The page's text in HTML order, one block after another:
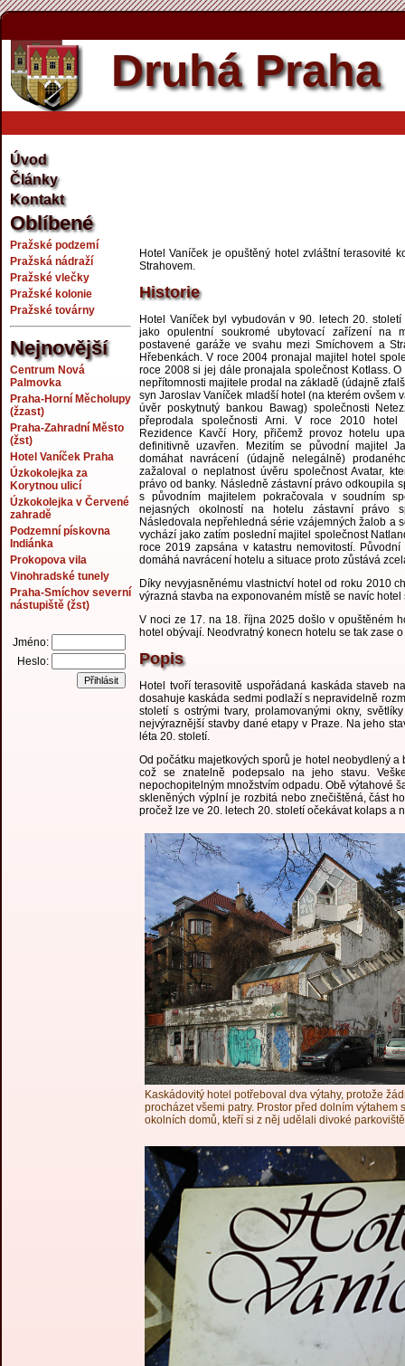
Druhá Praha
Úvod
Články
Kontakt
Oblíbené
Pražské podzemí
Pražská nádraží
Pražské vlečky
Pražské kolonie
Pražské továrny
Nejnovější
Centrum Nová
Palmovka
Praha-Horní Měcholupy
(žzast)
Praha-Zahradní Město
(žst)
Hotel Vaníček Praha
Úzkokolejka za
Korytnou ulicí
Úzkokolejka v Červené
zahradě
Podzemní pískovna
Indiánka
Prokopova vila
Vinohradské tunely
Praha-Smíchov severní
nástupiště (žst)
Jméno:
Heslo:
Hotel Vaníček je opuštěný hotel zvláštní terasovité
Strahovem.
Historie
Hotel Vaníček byl vybudován v 90. letech 20. století
jako opulentní soukromé ubytovací zařízení na
postavené garáže ve svahu mezi Smíchovem a
Hřebenkách. V roce 2004 pronajal majitel hotel
roce 2008 si jej dále pronajala společnost Kotlass.
nepřítomnosti majitele prodal na základě (údajně
syn Jaroslav Vaníček mladší hotel (na kterém ovšem
úvěr poskytnutý bankou Bawag) společnosti
přeprodala společnosti Arni. V roce 2010 hotel
Rezidence Kavčí Hory, přičemž provoz hotelu
definitivně uzavřen. Mezitím se původní majitel
domáhat navrácení (údajně nelegálně)
zažaloval o neplatnost úvěru společnost Avatar,
právo od banky. Následně zástavní právo odkoupila
s původním majitelem pokračovala v soudním
nejasných okolností na hotelu zástavní právo
Následovala nepřehledná série vzájemných žalob a
vychází jako zatím poslední majitel společnost
roce 2019 zapsána v katastru nemovitostí.
domáhá navrácení hotelu a situace proto zůstává
Díky nevyjasněnému vlastnictví hotel od roku 2010
výrazná stavba na exponovaném místě se navíc
V noci ze 17. na 18. října 2025 došlo v opuštěném
hotel obývají. Neodvratný konecn hotelu se tak zase
Popis
Hotel tvoří terasovitě uspořádaná kaskáda staveb
dosahuje kaskáda sedmi podlaží s nepravidelně
století s ostrými tvary, prolamovanými okny,
nejvýraznější stavby dané etapy v Praze. Na jeho
léta 20. století.
Od počátku majetkových sporů je hotel neobydlený
což se znatelně podepsalo na jeho stavu.
nepochopitelným množstvím odpadu. Obě výtahové
skleněných výplní je rozbitá nebo znečištěná, část
pročež lze ve 20. letech 20. století očekávat kolaps a
Kaskádovitý hotel potřeboval dva výtahy, protože
procházet všemi patry. Prostor před dolním výtahem
okolních domů, kteří si z něj udělali divoké